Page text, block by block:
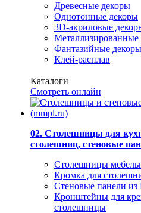
Древесные декоры
Однотонные декоры
3D-акриловые
Металлизированные
Фантазийные декоры
Клей-расплав
Каталоги
Смотреть онлайн
02. Столешницы для
столешниц, стеновые
Столешницы
Кромка для
Стеновые панели
Кронштейны для
столешницы